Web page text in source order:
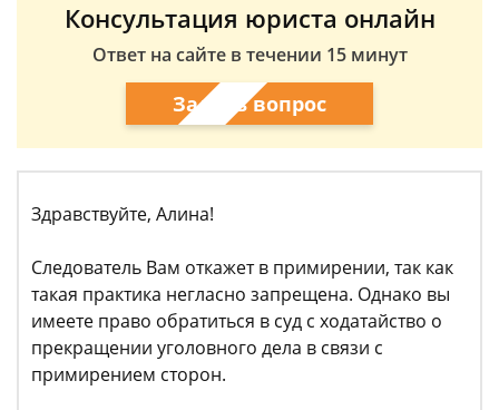
Консультация юриста онлайн
Ответ на сайте в течении 15 минут
Задать вопрос
Здравствуйте, Алина!
Следователь Вам откажет в примирении, так как
такая практика негласно запрещена. Однако вы
имеете право обратиться в суд с ходатайство о
прекращении уголовного дела в связи с
примирением сторон.